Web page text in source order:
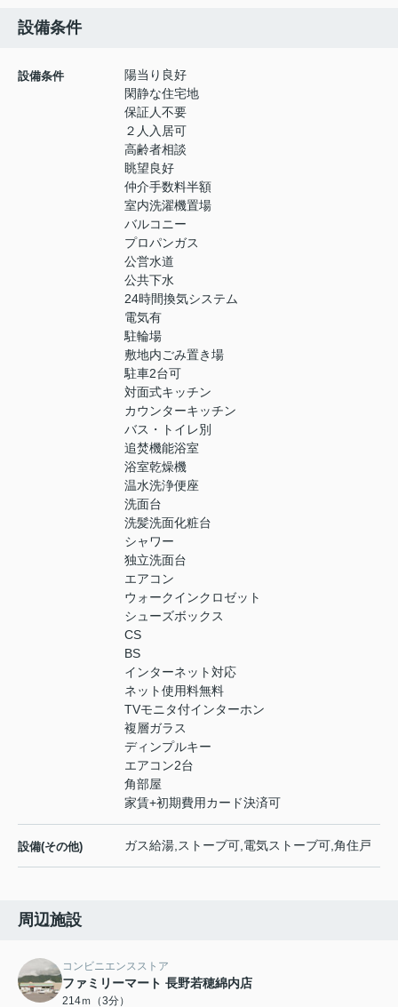
設備条件
設備条件
陽当り良好
閑静な住宅地
保証人不要
２人入居可
高齢者相談
眺望良好
仲介手数料半額
室内洗濯機置場
バルコニー
プロパンガス
公営水道
公共下水
24時間換気システム
電気有
駐輪場
敷地内ごみ置き場
駐車2台可
対面式キッチン
カウンターキッチン
バス・トイレ別
追焚機能浴室
浴室乾燥機
温水洗浄便座
洗面台
洗髪洗面化粧台
シャワー
独立洗面台
エアコン
ウォークインクロゼット
シューズボックス
CS
BS
インターネット対応
ネット使用料無料
TVモニタ付インターホン
複層ガラス
ディンプルキー
エアコン2台
角部屋
家賃+初期費用カード決済可
設備(その他) ガス給湯,ストーブ可,電気ストーブ可,角住戸
周辺施設
コンビニエンスストア
ファミリーマート 長野若穂綿内店
214ｍ（3分）